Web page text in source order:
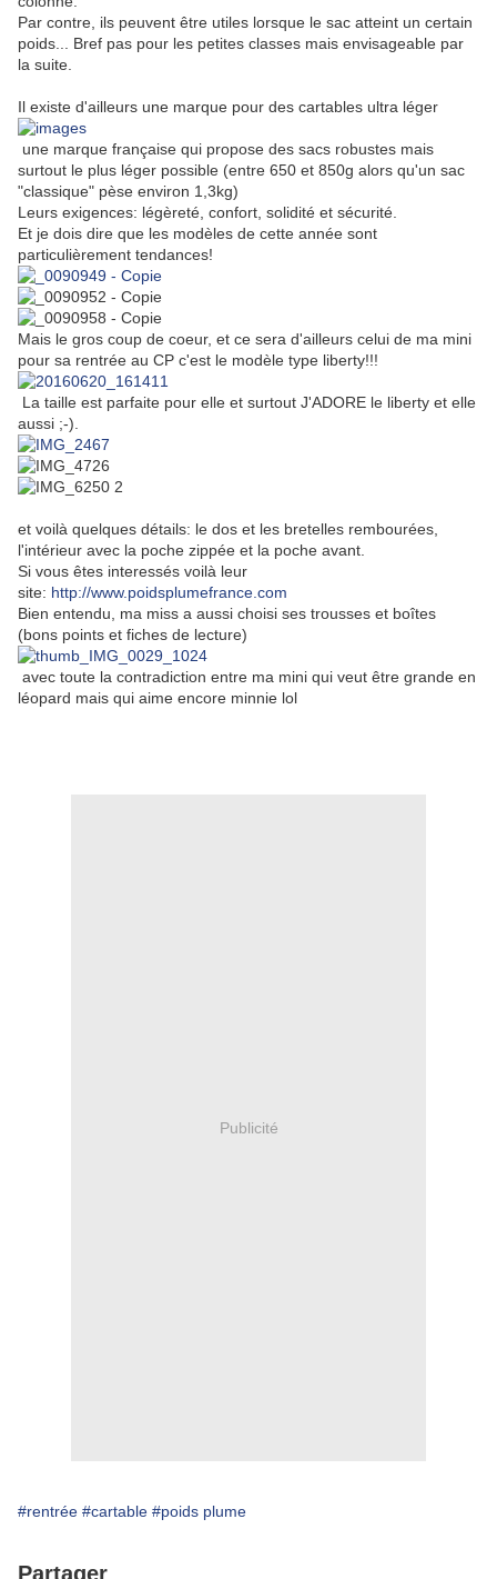
Par contre, ils peuvent être utiles lorsque le sac atteint un certain
poids... Bref pas pour les petites classes mais envisageable par
la suite.
Il existe d'ailleurs une marque pour des cartables ultra léger
une marque française qui propose des sacs robustes mais
surtout le plus léger possible (entre 650 et 850g alors qu'un sac
"classique" pèse environ 1,3kg)
Leurs exigences: légèreté, confort, solidité et sécurité.
Et je dois dire que les modèles de cette année sont
particulièrement tendances!
Mais le gros coup de coeur, et ce sera d'ailleurs celui de ma mini
pour sa rentrée au CP c'est le modèle type liberty!!!
La taille est parfaite pour elle et surtout J'ADORE le liberty et elle
aussi ;-).
et voilà quelques détails: le dos et les bretelles rembourées,
l'intérieur avec la poche zippée et la poche avant.
Si vous êtes interessés voilà leur
site: http://www.poidsplumefrance.com
Bien entendu, ma miss a aussi choisi ses trousses et boîtes
(bons points et fiches de lecture)
avec toute la contradiction entre ma mini qui veut être grande en
léopard mais qui aime encore minnie lol
Publicité
#rentrée #cartable #poids plume
Partager